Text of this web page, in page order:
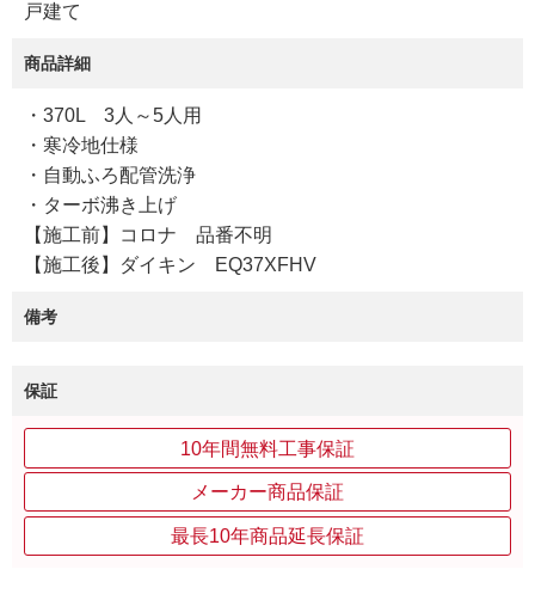
戸建て
商品詳細
・370L 3人～5人用
・寒冷地仕様
・自動ふろ配管洗浄
・ターボ沸き上げ
【施工前】コロナ 品番不明
【施工後】ダイキン EQ37XFHV
備考
保証
10年間無料工事保証
メーカー商品保証
最長10年商品延長保証